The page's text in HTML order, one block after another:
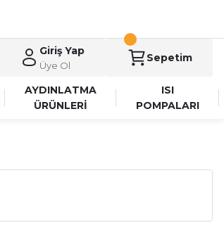
Giriş Yap
Üye Ol
Sepetim
AYDINLATMA
ÜRÜNLERİ
ISI
POMPALARI